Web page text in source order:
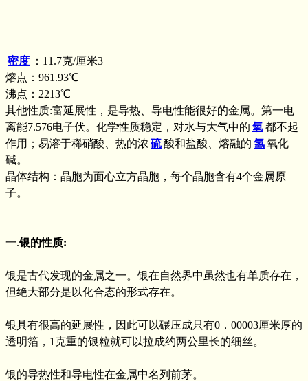
密度 ：11.7克/厘米3
熔点：961.93℃
沸点：2213℃
其他性质:富延展性，是导热、导电性能很好的金属。第一电
离能7.576电子伏。化学性质稳定，对水与大气中的 氧都不起
作用；易溶于稀硝酸、热的浓 硫酸和盐酸、熔融的 氢氧化
碱。
晶体结构：晶胞为面心立方晶胞，每个晶胞含有4个金属原
子。
一.银的性质:
银是古代发现的金属之一。银在自然界中虽然也有单质存在，
但绝大部分是以化合态的形式存在。
银具有很高的延展性，因此可以碾压成只有0．00003厘米厚的
透明箔，1克重的银粒就可以拉成约两公里长的细丝。
银的导热性和导电性在金属中名列前茅。